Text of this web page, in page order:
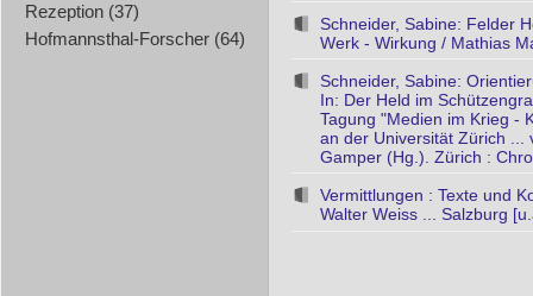
Rezeption (37)
Hofmannsthal-Forscher (64)
Schneider, Sabine: Felder
Werk - Wirkung / Mathias
Schneider, Sabine:
In: Der Held im
Tagung "Medien im Krieg -
an der Universität Zürich ...
Gamper (Hg.). Zürich :
Vermittlungen : Texte und
Walter Weiss ... Salzburg